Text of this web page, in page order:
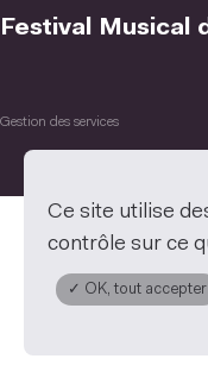
Festival Musical
Gestion des services
Ce site utilise
contrôle sur ce
✓ OK, tout accepter